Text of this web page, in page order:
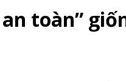
an toàn”